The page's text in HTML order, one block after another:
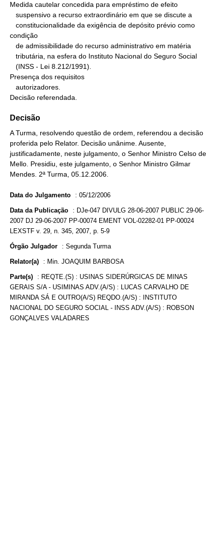
Medida cautelar concedida para empréstimo de efeito
condição
Presença dos requisitos
Decisão referendada.
Decisão
A Turma, resolvendo questão de ordem, referendou a decisão
proferida pelo Relator. Decisão unânime. Ausente,
justificadamente, neste julgamento, o Senhor Ministro Celso de
Mello. Presidiu, este julgamento, o Senhor Ministro Gilmar
Mendes. 2ª Turma, 05.12.2006.
Data do Julgamento : 05/12/2006
Data da Publicação : DJe-047 DIVULG 28-06-2007 PUBLIC 29-06-
2007 DJ 29-06-2007 PP-00074 EMENT VOL-02282-01 PP-00024
LEXSTF v. 29, n. 345, 2007, p. 5-9
Órgão Julgador : Segunda Turma
Relator(a) : Min. JOAQUIM BARBOSA
Parte(s) : REQTE.(S) : USINAS SIDERÚRGICAS DE MINAS
GERAIS S/A - USIMINAS ADV.(A/S) : LUCAS CARVALHO DE
MIRANDA SÁ E OUTRO(A/S) REQDO.(A/S) : INSTITUTO
NACIONAL DO SEGURO SOCIAL - INSS ADV.(A/S) : ROBSON
GONÇALVES VALADARES